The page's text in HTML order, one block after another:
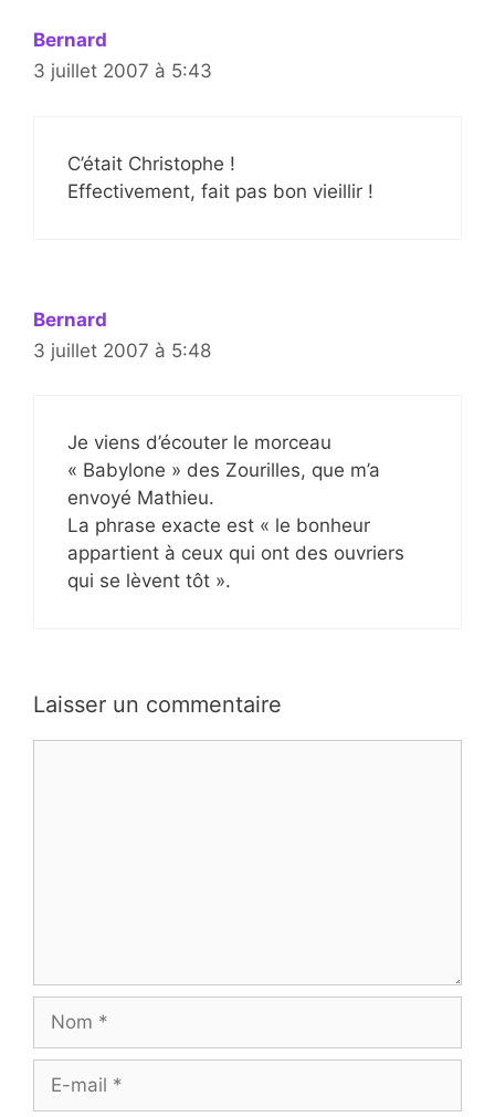
Bernard
3 juillet 2007 à 5:43
C’était Christophe !
Effectivement, fait pas bon vieillir !
Bernard
3 juillet 2007 à 5:48
Je viens d’écouter le morceau
« Babylone » des Zourilles, que m’a
envoyé Mathieu.
La phrase exacte est « le bonheur
appartient à ceux qui ont des ouvriers
qui se lèvent tôt ».
Laisser un commentaire
mail